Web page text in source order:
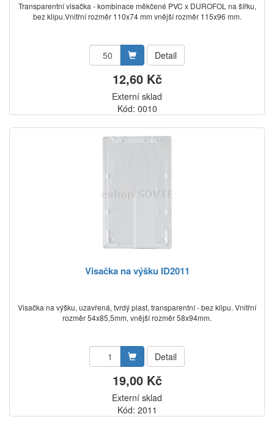
Transparentní visačka - kombinace měkčené PVC x DUROFOL na šířku,
bez klipu.Vnitřní rozměr 110x74 mm vnější rozměr 115x96 mm.
Detail
12,60 Kč
Externí sklad
Kód: 0010
Visačka na výšku ID2011
Visačka na výšku, uzavřená, tvrdý plast, transparentní - bez klipu. Vnitřní
rozměr 54x85,5mm, vnější rozměr 58x94mm.
Detail
19,00 Kč
Externí sklad
Kód: 2011